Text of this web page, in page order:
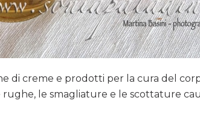
di creme e prodotti per la cura del
le smagliature e le scottature